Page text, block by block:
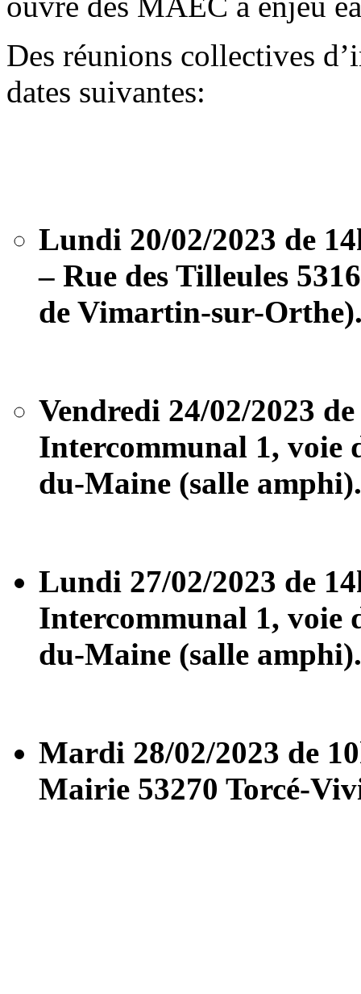
Des réunions collectives
dates suivantes:
Lundi 20/02/2023 de
– Rue des Tilleules
de Vimartin-sur-
Vendredi 24/02/2023
Intercommunal 1, voie
du-Maine (salle amphi).
Lundi 27/02/2023 de
Intercommunal 1, voie
du-Maine (salle amphi).
Mardi 28/02/2023 de
Mairie 53270 Torcé-